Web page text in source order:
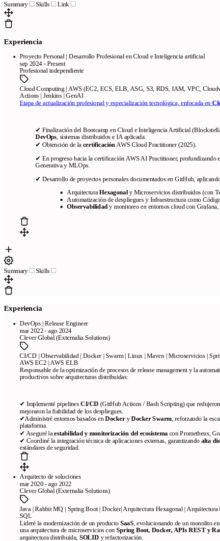
Summary Skills Link
Experiencia
Proyecto Personal | Desarrollo Profesional en Cloud e Inteligencia artificial
sep 2024 - Present
Profesional independiente
Cloud Computing | AWS (EC2, ECS, ELB, ASG, S3, RDS, IAM, VPC,
Actions | Jenkins | GenAI
Etapa de actualización profesional y especialización tecnológica, enfocada en
✔ Finalización del Bootcamp en Cloud e Inteligencia Artificial
DevOps, sistemas distribuidos e IA aplicada.
✔ Obtención de la certificación AWS Cloud Practitioner (2025).
✔ En progreso hacia la certificación AWS AI Practitioner, profundizando
Generativa y MLOps.
✔ Desarrollo de proyectos personales documentados en GitHub,
ArquitecturaHexagonaly Microservicios distribuidos (con
Automatización de despliegues y Infraestructura como
Observabilidad y monitoreo en entornos cloud con
Summary Skills
Experiencia
DevOps | Release Engineer
mar 2022 - ago 2024
Clever Global (Externalia Solutions)
CI/CD | Observabilidad | Docker | Swarm | Linux | Maven | Microservicios |
AWS EC2 | AWS ELB
Responsable de la optimización de procesos de release management y la
productivos sobre arquitecturas distribuidas:
✔ Implementé pipelines CI/CD (GitHub Actions / Bash Scripting) que
mejoraron la fiabilidad de los despliegues.
✔Administré entornos basados enDockeryDocker Swarm , reforzando la
plataforma.
✔ Aseguré laestabilidad y monitorización del ecosistema con Prometheus,
✔ Coordiné la integración técnica de aplicaciones externas, garantizando alta
estándares de seguridad.
Arquitecto de soluciones
mar 2020 - ago 2022
Clever Global (Externalia Solutions)
Java | Rabbit MQ | Spring Boot | Docker| Arquitectura Hexagonal |
SQL
Lideré la modernización de un producto SaaS , evolucionando de un monolito
una arquitectura de microservicios con Spring Boot, Docker, APIs REST y
arquitectura distribuida, SOLID y refactorización.